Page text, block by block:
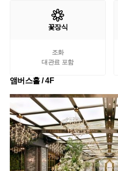
꽃장식
조화
대관료 포함
앰버스홀 / 4F